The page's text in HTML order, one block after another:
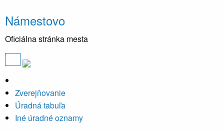
Námestovo
Oficiálna stránka mesta
Zverejňovanie
Úradná tabuľa
Iné úradné oznamy